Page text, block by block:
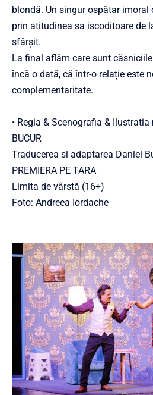
blondă. Un singur ospătar imoral
prin atitudinea sa iscoditoare de
sfârșit.
La final aflăm care sunt
încă o dată, că într-o relație este
complementaritate.
• Regia & Scenografia &
BUCUR
Traducerea si adaptarea Daniel
PREMIERA PE TARA
Limita de vârstă (16+)
Foto: Andreea Iordache